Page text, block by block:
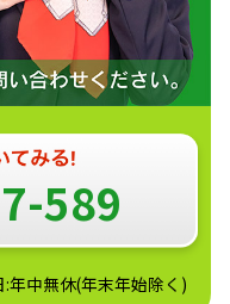
589
:年中無休(年末年始除く)